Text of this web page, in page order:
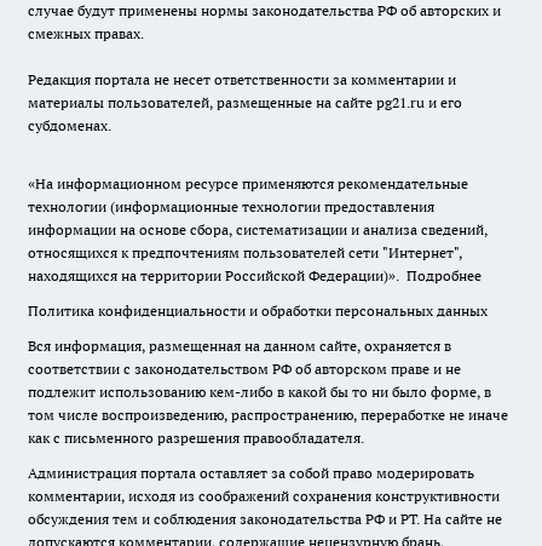
случае будут применены нормы законодательства РФ об авторских и
смежных правах.
Редакция портала не несет ответственности за комментарии и
материалы пользователей, размещенные на сайте pg21.ru и его
субдоменах.
«На информационном ресурсе применяются рекомендательные
технологии (информационные технологии предоставления
информации на основе сбора, систематизации и анализа сведений,
относящихся к предпочтениям пользователей сети "Интернет",
находящихся на территории Российской Федерации)». Подробнее
Политика конфиденциальности и обработки персональных данных
Вся информация, размещенная на данном сайте, охраняется в
соответствии с законодательством РФ об авторском праве и не
подлежит использованию кем-либо в какой бы то ни было форме, в
том числе воспроизведению, распространению, переработке не иначе
как с письменного разрешения правообладателя.
Администрация портала оставляет за собой право модерировать
комментарии, исходя из соображений сохранения конструктивности
обсуждения тем и соблюдения законодательства РФ и РТ. На сайте не
допускаются комментарии, содержащие нецензурную брань,